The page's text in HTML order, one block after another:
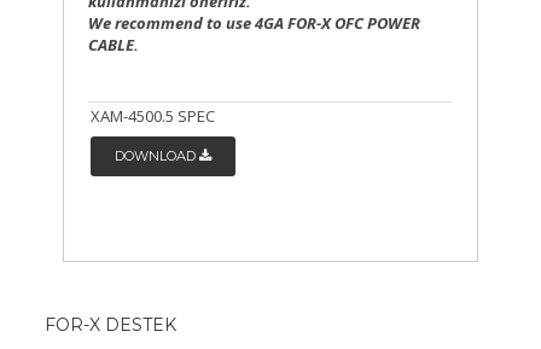
We recommend to use 4GA FOR-X OFC POWER
CABLE.
XAM-4500.5 SPEC
DOWNLOAD
FOR-X DESTEK